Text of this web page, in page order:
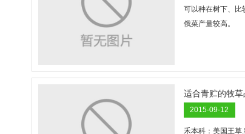
可以种在树下、比
俄菜产量较高。
适合青贮的牧
2015-09-12
禾本科：美国王草